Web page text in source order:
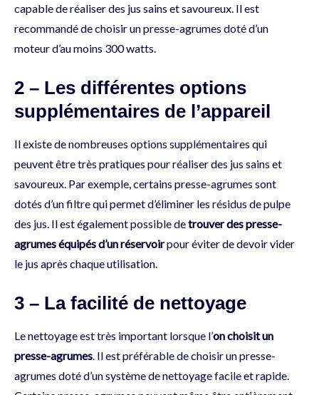
capable de réaliser des jus sains et savoureux. Il est
recommandé de choisir un presse-agrumes doté d’un
moteur d’au moins 300 watts.
2 – Les différentes options
supplémentaires de l’appareil
Il existe de nombreuses options supplémentaires qui
peuvent être très pratiques pour réaliser des jus sains et
savoureux. Par exemple, certains presse-agrumes sont
dotés d’un filtre qui permet d’éliminer les résidus de pulpe
des jus. Il est également possible detrouver des presse-
agrumes équipés d’un réservoirpour éviter de devoir vider
le jus après chaque utilisation.
3 – La facilité de nettoyage
Le nettoyage est très important lorsque l’on choisit un
presse-agrumes . Il est préférable de choisir un presse-
agrumes doté d’un système de nettoyage facile et rapide.